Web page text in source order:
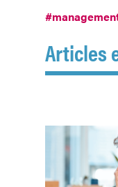
Articles